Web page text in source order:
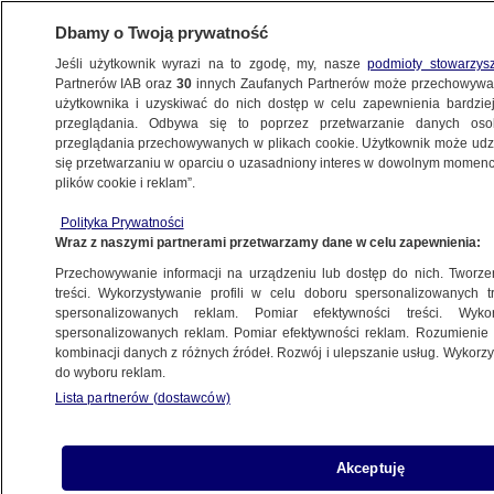
WARSZAWA
BIAŁOŁĘKA
Mieszkańcy długo na to czekali
24.02.2026, 17:25
Posłuchaj artykułu
Czyta lektor AI
Dbamy o Twoją prywatność
Jeśli użytkownik wyrazi na to zgodę, my, naszepodmioty
Partnerów IAB oraz30 innych Zaufanych Partnerów może
użytkownika i uzyskiwać do nich dostęp w celu zapewnienia
przeglądania. Odbywa się to poprzez przetwarzanie danych
przeglądania przechowywanych w plikach cookie. Użytkownik może
się przetwarzaniu w oparciu o uzasadniony interes w dowolnym
plików cookie i reklam”.
Polityka Prywatności
Wraz z naszymi partnerami przetwarzamy dane w celu zapewnienia:
Przechowywanie informacji na urządzeniu lub dostęp do nich.
treści. Wykorzystywanie profili w celu doboru spersonalizowanych
spersonalizowanych reklam. Pomiar efektywności treści.
spersonalizowanych reklam. Pomiar efektywności reklam.
kombinacji danych z różnych źródeł. Rozwój i ulepszanie usług.
do wyboru reklam.
Lista partnerów (dostawców)
Akceptuję